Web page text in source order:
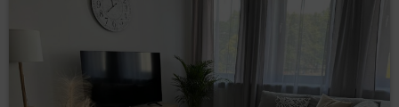
Jednocześnie działanie to nie narusza praw i wolności
Gości/Użytkowników, Goście/Użytkownicy spodziewają się
otrzymywania treści podobnej zawartości, a nawet tego
oczekują lub jest to ich bezpośrednim celem wizyty na
stronie/stronach Serwisu.
Odbiorcy danych Użytkowników